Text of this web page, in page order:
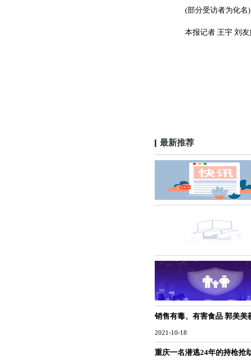
(部分受访者为化名)
本报记者 王宇 刘友
最新推荐
销售有毒、有害食品 郭美美
2021-10-18
重庆一名潜逃24年的持枪抢